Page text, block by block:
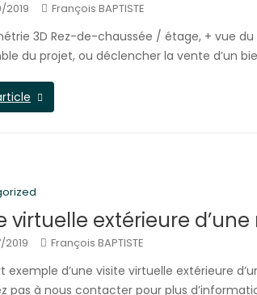
François BAPTISTE
3D Rez-de-chaussée / étage, + vue
du projet, ou déclencher la vente d’un
virtuelle extérieure
François BAPTISTE
exemple d’une visite virtuelle extérieure
pas à nous contacter pour plus